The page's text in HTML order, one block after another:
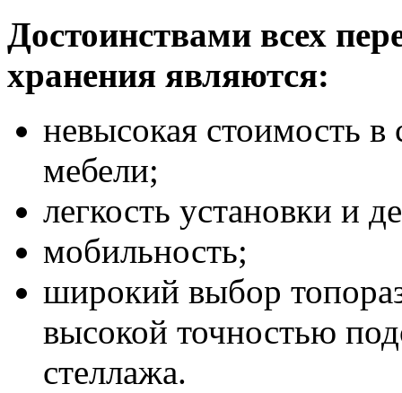
Достоинствами всех
хранения являются:
невысокая стоимость
мебели;
легкость установки и
мобильность;
широкий выбор
высокой точностью
стеллажа.